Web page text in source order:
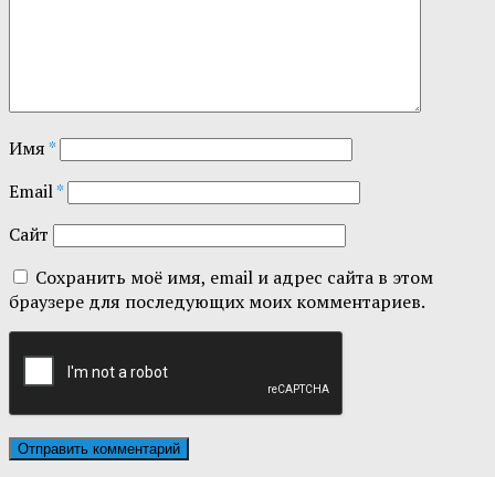
Имя*
Email*
Сайт
Сохранить моё имя, email и адрес сайта в этом
браузере для последующих моих комментариев.